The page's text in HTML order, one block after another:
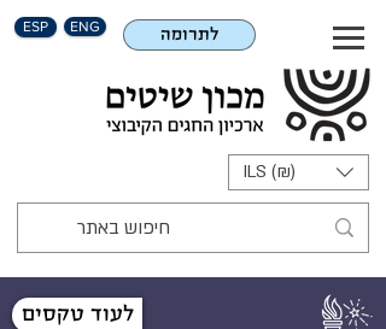
ESP ENG לתרומה
ILS (₪)
לעוד טקסים